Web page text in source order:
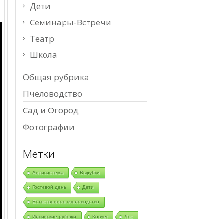
Дети
Семинары-Встречи
Театр
Школа
Общая рубрика
Пчеловодство
Сад и Огород
Фотографии
Метки
Антисистема Вырубки
Гостевой день Дети
Естественное пчеловодство
Ильинские рубежи Ковчег Лес